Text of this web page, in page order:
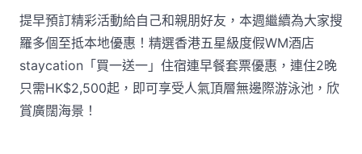
提早預訂精彩活動給自己和親朋好友，本週繼續為大家搜
羅多個至抵本地優惠！精選香港五星級度假WM酒店
staycation「買一送一」住宿連早餐套票優惠，連住2晚
只需HK$2,500起，即可享受人氣頂層無邊際游泳池，欣
賞廣闊海景！